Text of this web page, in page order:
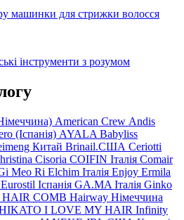
машинки для стрижки волосся
інструменти з розумом
American Crew Andis
(Іспанія) AYALA Babyliss
Китай Brinail.США Ceriotti
Cisoria COIFIN Італія Comair
Meo Ri Elchim Італія Enjoy Ermila
Eurostil Іспанія GA.MA Італія Ginko
HAIR COMB Hairway Німеччина
I LOVE MY HAIR Infinity